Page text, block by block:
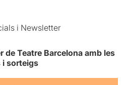
i Newsletter
de Teatre Barcelona amb les
i sorteigs